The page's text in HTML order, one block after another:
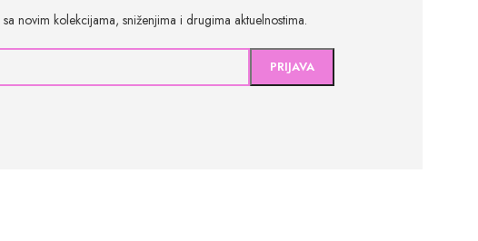
novim kolekcijama, sniženjima i drugima aktuelnostima.